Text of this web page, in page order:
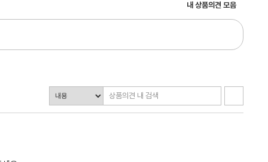
내 상품의견 모음